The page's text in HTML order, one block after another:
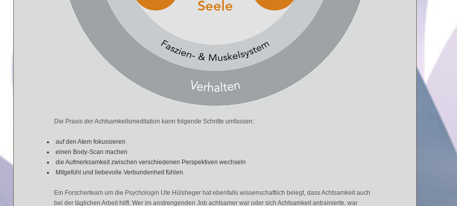
Die Praxis der Achtsamkeitsmeditation kann folgende Schritte umfassen:
auf den Atem fokussieren
einen Body-Scan machen
die Aufmerksamkeit zwischen verschiedenen Perspektiven wechseln
Mitgefühl und liebevolle Verbundenheit fühlen.
Ein Forscherteam um die Psychologin Ute Hü lsheger hat ebenfalls wissenschaftlich belegt, dass Achtsamkeit auch
bei der täglichen Arbeit hilft. Wer im anstrengenden Job achtsamer war oder sich Achtsamkeit antrainierte, war